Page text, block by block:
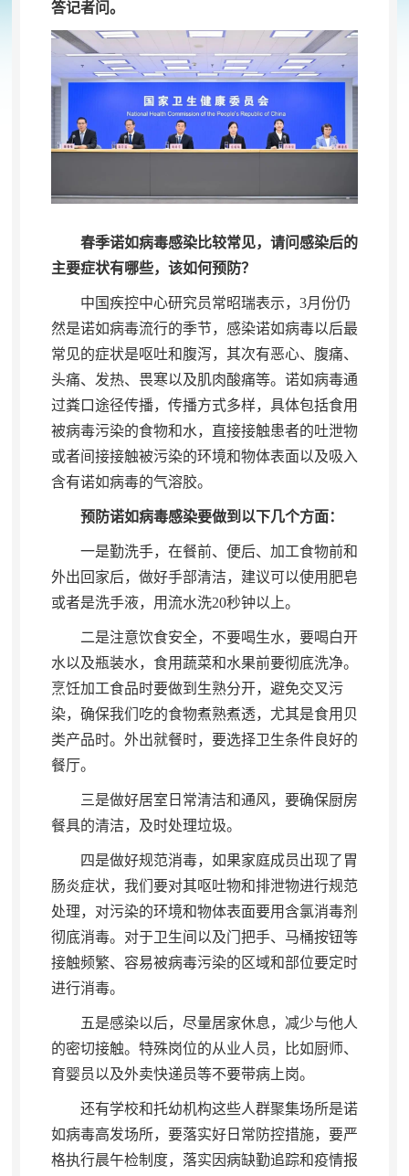
答记者问。
春季诺如病毒感染比较常见， 请问感染后的
主要症状有哪些，该如何预防？
中国疾控中心研究员常昭瑞表示， 3月份仍
然是诺如病毒流行的季节，感染诺如病毒以后最
常见的症状是呕吐和腹泻， 其次有恶心、腹痛、
头痛、发热、畏寒以及肌肉酸痛等。诺如病毒通
过粪口途径传播， 传播方式多样，具体包括食用
被病毒污染的食物和水， 直接接触患者的吐泄物
或者间接接触被污染的环境和物体表面以及吸入
含有诺如病毒的气溶胶。
预防诺如病毒感染要做到以下几个方面：
一是勤洗手， 在餐前、便后、加工食物前和
外出回家后，做好手部清洁， 建议可以使用肥皂
或者是洗手液，用流水洗20秒钟以上。
二是注意饮食安全， 不要喝生水，要喝白开
水以及瓶装水， 食用蔬菜和水果前要彻底洗净。
烹饪加工食品时要做到生熟分开， 避免交叉污
染，确保我们吃的食物煮熟煮透， 尤其是食用贝
类产品时。外出就餐时， 要选择卫生条件良好的
餐厅。
三是做好居室日常清洁和通风， 要确保厨房
餐具的清洁，及时处理垃圾。
四是做好规范消毒， 如果家庭成员出现了胃
肠炎症状，我们要对其呕吐物和排泄物进行规范
处理， 对污染的环境和物体表面要用含氯消毒剂
彻底消毒。对于卫生间以及门把手、马桶按钮等
接触频繁、容易被病毒污染的区域和部位要定时
进行消毒。
五是感染以后， 尽量居家休息，减少与他人
的密切接触。 特殊岗位的从业人员，比如厨师、
育婴员以及外卖快递员等不要带病上岗。
还有学校和托幼机构这些人群聚集场所是诺
如病毒高发场所， 要落实好日常防控措施，要严
格执行晨午检制度， 落实因病缺勤追踪和疫情报